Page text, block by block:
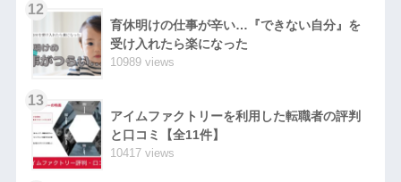
12
育休明けの仕事が辛い…『できない自分』を
受け入れたら楽になった
10989 views
13
アイムファクトリーを利用した転職者の評判
と口コミ【全11件】
10417 views